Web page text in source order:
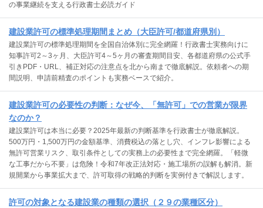
の事業継続を支える行政書士必読ガイド
建設業許可の標準処理期間まとめ（大臣許可/都道府県別）
建設業許可の標準処理期間を全国自治体別に完全網羅！行政書士実務向けに
知事許可2～3ヶ月、大臣許可4～5ヶ月の審査期間目安、各都道府県の公式手
引きPDF・URL、補正対応の注意点を北から南まで徹底解説。依頼者への期
間説明、申請前精査のポイントも実務ベースで紹介。
建設業許可の必要性の判断：なぜ今、「無許可」での営業が限界
なのか？
建設業許可は本当に必要？2025年最新の判断基準を行政書士が徹底解説。
500万円・1,500万円の金額基準、消費税込の落とし穴、インフレ影響による
無許可営業リスク、取引条件としての実務上の必要性まで完全網羅。「軽微
な工事だから不要」は危険！令和7年改正法対応・施工場所の誤解も解消。新
規開業から事業拡大まで、許可取得の戦略的判断を実例付きで解説します。
許可の対象となる建設業の種類の選択（２９の業種区分）